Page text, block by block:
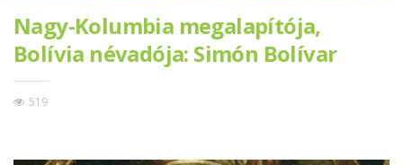
Nagy-Kolumbia megalapítója,
Bolívia névadója: Simón Bolívar
519